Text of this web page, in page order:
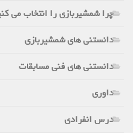
چرا شمشیربازی را انتخاب می کنیم
دانستنی های شمشیربازی
دانستنی های فنی مسابقات
داوری
درس انفرادی